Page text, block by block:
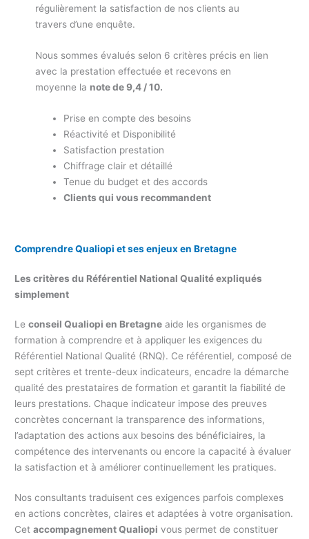
régulièrement la satisfaction de nos clients au
travers d’une enquête.
Nous sommes évalués selon 6 critères précis en lien
avec la prestation effectuée et recevons en
moyenne la note de 9,4 / 10.
Prise en compte des besoins
Réactivité et Disponibilité
Satisfaction prestation
Chiffrage clair et détaillé
Tenue du budget et des accords
Clients qui vous recommandent
Comprendre Qualiopi et ses enjeux en Bretagne
Les critères du Référentiel National Qualité expliqués
simplement
Leconseil Qualiopi en Bretagne aide les organismes de
formation à comprendre et à appliquer les exigences du
Référentiel National Qualité (RNQ). Ce référentiel, composé de
sept critères et trente-deux indicateurs, encadre la démarche
qualité des prestataires de formation et garantit la fiabilité de
leurs prestations. Chaque indicateur impose des preuves
concrètes concernant la transparence des informations,
l’adaptation des actions aux besoins des bénéficiaires, la
compétence des intervenants ou encore la capacité à évaluer
la satisfaction et à améliorer continuellement les pratiques.
Nos consultants traduisent ces exigences parfois complexes
en actions concrètes, claires et adaptées à votre organisation.
Cetaccompagnement Qualiopi vous permet de constituer